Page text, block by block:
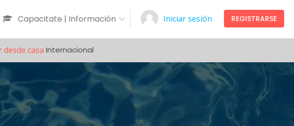
Capacitate | Información Iniciar sesión REGISTRARSE
Internacional